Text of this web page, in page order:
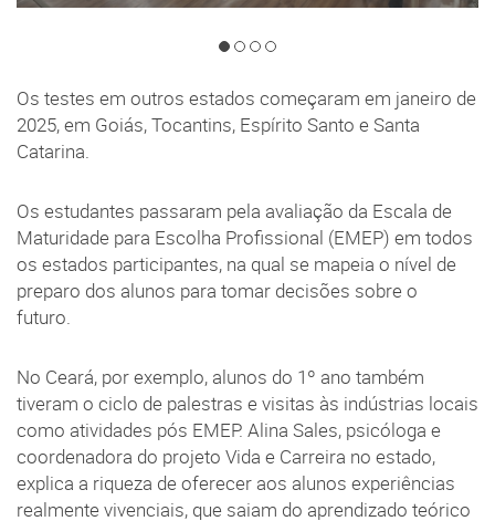
Os testes em outros estados começaram em janeiro de
2025, em Goiás, Tocantins, Espírito Santo e Santa
Catarina.
Os estudantes passaram pela avaliação da Escala de
Maturidade para Escolha Profissional (EMEP) em todos
os estados participantes, na qual se mapeia o nível de
preparo dos alunos para tomar decisões sobre o
futuro.
No Ceará, por exemplo, alunos do 1º ano também
tiveram o ciclo de palestras e visitas às indústrias locais
como atividades pós EMEP. Alina Sales, psicóloga e
coordenadora do projeto Vida e Carreira no estado,
explica a riqueza de oferecer aos alunos experiências
realmente vivenciais, que saiam do aprendizado teórico